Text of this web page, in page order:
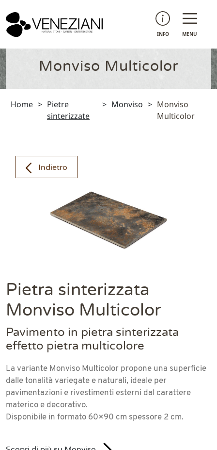
INFO MENU
Monviso Multicolor
Home > Pietre
sinterizzate
> Monviso > Monviso
Multicolor
Indietro
Pietra sinterizzata
Monviso Multicolor
Pavimento in pietra sinterizzata
effetto pietra multicolore
La variante Monviso Multicolor propone una superficie
dalle tonalità variegate e naturali, ideale per
pavimentazioni e rivestimenti esterni dal carattere
materico e decorativo.
Disponibile in formato 60×90 cm spessore 2 cm.